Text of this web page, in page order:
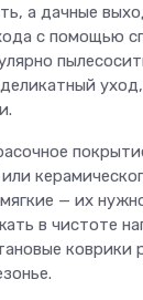
а дачные
с помощью
— их
в чистоте
коврики